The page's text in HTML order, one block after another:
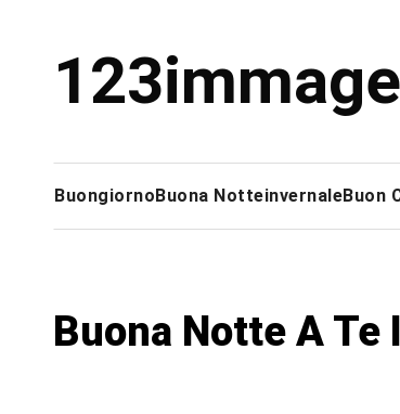
content
BuongiornoBuona NotteinvernaleBuon
Buona Notte A